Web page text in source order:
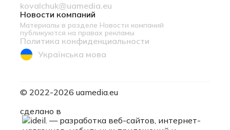
kovalchuk@uamedia.eu
Новости компаний
Материалы в разделе Новости компаний
публикуются на правах рекламы
Политика конфиденциальности
Українська мова
© 2022-2026 uamedia.eu
сделано в